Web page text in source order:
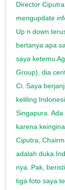
Director
mengupdate
Up n down
bertanya apa
saya ketemu
Group), dia
Ci. Saya
keliling
Singapura.
karena
Ciputra,
adalah duka
nya. Pak,
tiga foto saya